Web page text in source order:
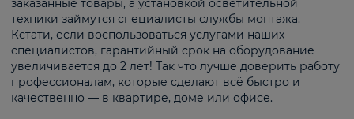
заказанные товары, а установкой осветительной
техники займутся специалисты службы монтажа.
Кстати, если воспользоваться услугами наших
специалистов, гарантийный срок на оборудование
увеличивается до 2 лет! Так что лучше доверить работу
профессионалам, которые сделают всё быстро и
качественно — в квартире, доме или офисе.